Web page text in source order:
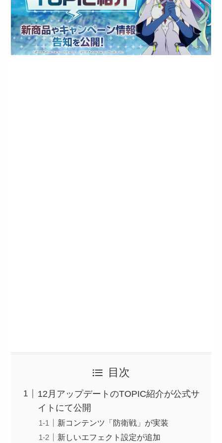
目次
12月アップデートのTOPIC紹介が公式サ
イトにて公開
新コンテンツ「防衛戦」が実装
新しいエフェクト設定が追加